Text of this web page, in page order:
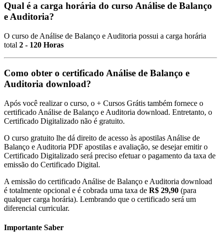
Qual é a carga horária do curso Análise de Balanço
e Auditoria?
O curso de Análise de Balanço e Auditoria possui a carga horária
total 2 - 120 Horas
Como obter o certificado Análise de Balanço e
Auditoria download?
Após você realizar o curso, o + Cursos Grátis também fornece o
certificado Análise de Balanço e Auditoria download. Entretanto, o
Certificado Digitalizado não é gratuito.
O curso gratuito lhe dá direito de acesso às apostilas Análise de
Balanço e Auditoria PDF apostilas e avaliação, se desejar emitir o
Certificado Digitalizado será preciso efetuar o pagamento da taxa de
emissão do Certificado Digital.
A emissão do certificado Análise de Balanço e Auditoria download
é totalmente opcional e é cobrada uma taxa de R$ 29,90 (para
qualquer carga horária). Lembrando que o certificado será um
diferencial curricular.
Importante Saber